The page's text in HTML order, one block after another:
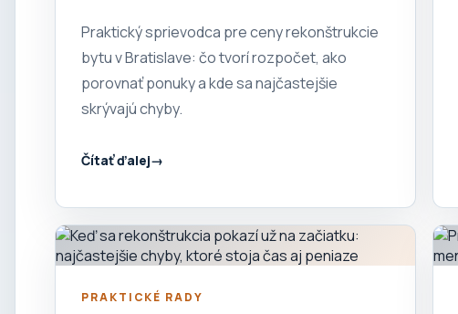
Praktický sprievodca pre ceny rekonštrukcie
bytu v Bratislave: čo tvorí rozpočet, ako
porovnať ponuky a kde sa najčastejšie
skrývajú chyby.
Čítať ďalej
PRAKTICKÉ RADY